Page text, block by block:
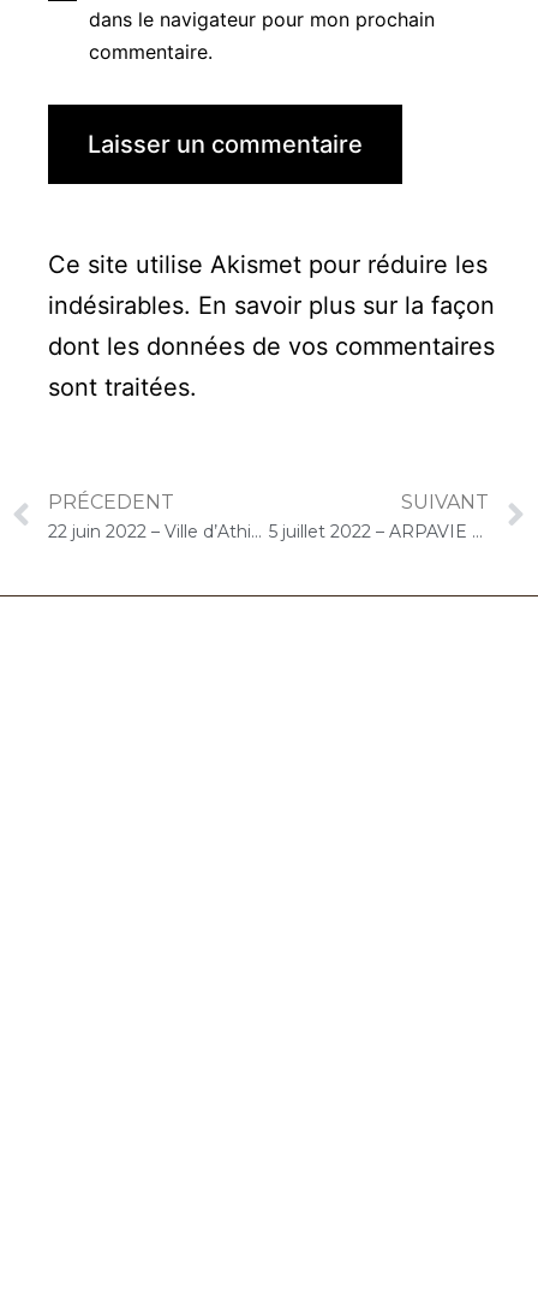
dans le navigateur pour mon prochain
commentaire.
Ce site utilise Akismet pour réduire les
indésirables. En savoir plus sur la façon
dont les données de vos commentaires
sont traitées.
PRÉCEDENT
22 juin 2022 – Ville d’Athis-Mons / EHPAD des Frères d’Athis-Mons (Athis-Mons) : Concert « Cello Solo » [ >>
SUIVANT
5 juillet 2022 – ARPAVIE Jean Rostand (Athis-Mons) : Atelier « Musique et bien-être, relaxation et détente au son du violoncelle »